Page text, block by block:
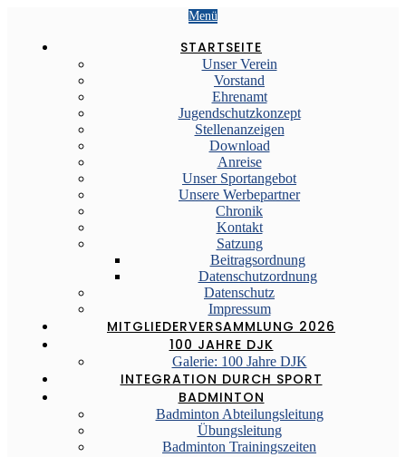
Menü
STARTSEITE
Unser Verein
Vorstand
Ehrenamt
Jugendschutzkonzept
Stellenanzeigen
Download
Anreise
Unser Sportangebot
Unsere Werbepartner
Chronik
Kontakt
Satzung
Beitragsordnung
Datenschutzordnung
Datenschutz
Impressum
MITGLIEDERVERSAMMLUNG 2026
100 JAHRE DJK
Galerie: 100 Jahre DJK
INTEGRATION DURCH SPORT
BADMINTON
Badminton Abteilungsleitung
Übungsleitung
Badminton Trainingszeiten